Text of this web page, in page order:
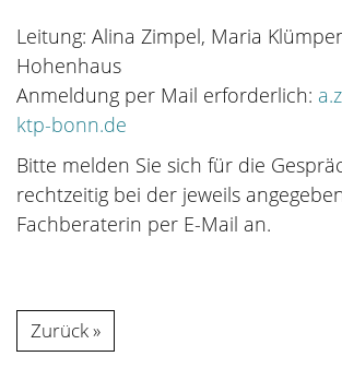
Leitung: Alina Zimpel, Maria
Hohenhaus
Anmeldung per Mail erforderlich:
ktp-bonn.de
Bitte melden Sie sich für die
rechtzeitig bei der jeweils
Fachberaterin per E-Mail an.
Zurück